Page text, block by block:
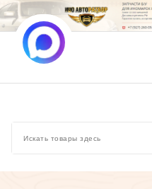
Перейти
к
содержимому